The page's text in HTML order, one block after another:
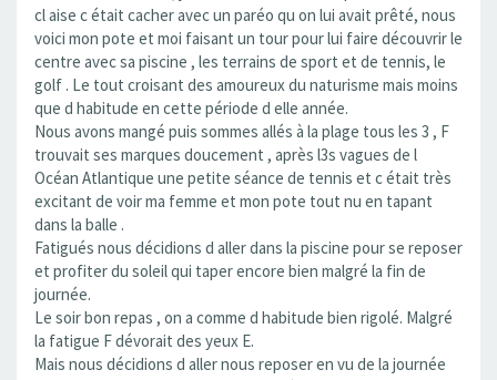
cl aise c était cacher avec un paréo qu on lui avait prêté, nous
voici mon pote et moi faisant un tour pour lui faire découvrir le
centre avec sa piscine , les terrains de sport et de tennis, le
golf . Le tout croisant des amoureux du naturisme mais moins
que d habitude en cette période d elle année.
Nous avons mangé puis sommes allés à la plage tous les 3 , F
trouvait ses marques doucement , après l3s vagues de l
Océan Atlantique une petite séance de tennis et c était très
excitant de voir ma femme et mon pote tout nu en tapant
dans la balle .
Fatigués nous décidions d aller dans la piscine pour se reposer
et profiter du soleil qui taper encore bien malgré la fin de
journée.
Le soir bon repas , on a comme d habitude bien rigolé. Malgré
la fatigue F dévorait des yeux E.
Mais nous décidions d aller nous reposer en vu de la journée